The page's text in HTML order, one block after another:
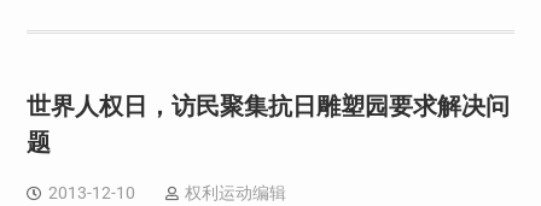
世界人权日，访民聚集抗日雕塑园要求解决问
题
2013-12-10 权利运动编辑